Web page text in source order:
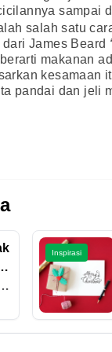
sampai
salah satu
James Beard
makanan
kesamaan
pandai dan jeli
Inspirasi